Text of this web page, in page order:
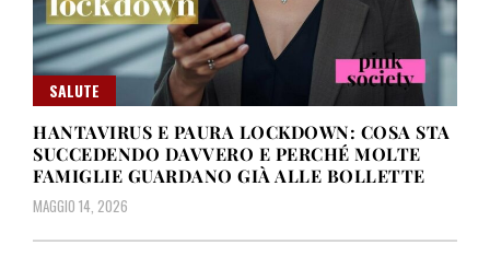
SALUTE
HANTAVIRUS E PAURA LOCKDOWN: COSA STA
SUCCEDENDO DAVVERO E PERCHÉ MOLTE
FAMIGLIE GUARDANO GIÀ ALLE BOLLETTE
MAGGIO 14, 2026